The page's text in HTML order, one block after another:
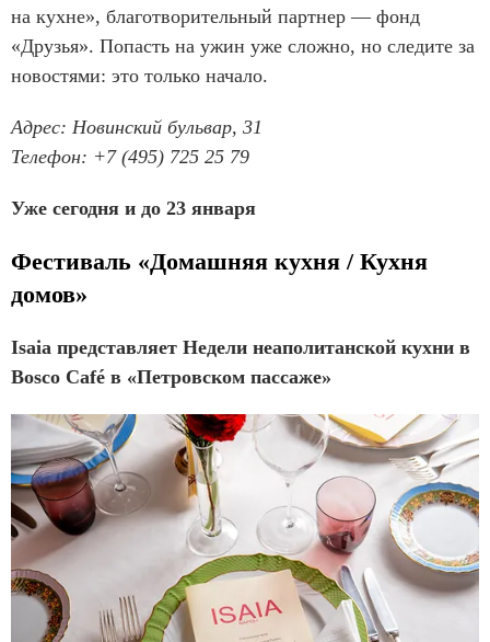
на кухне», благотворительный партнер — фонд
«Друзья». Попасть на ужин уже сложно, но следите за
новостями: это только начало.
Адрес: Новинский бульвар, 31
Телефон: +7 (495) 725 25 79
Уже сегодня и до 23 января
Фестиваль «Домашняя кухня / Кухня
домов»
Isaia представляет Недели неаполитанской кухни в
Bosco Café в «Петровском пассаже»